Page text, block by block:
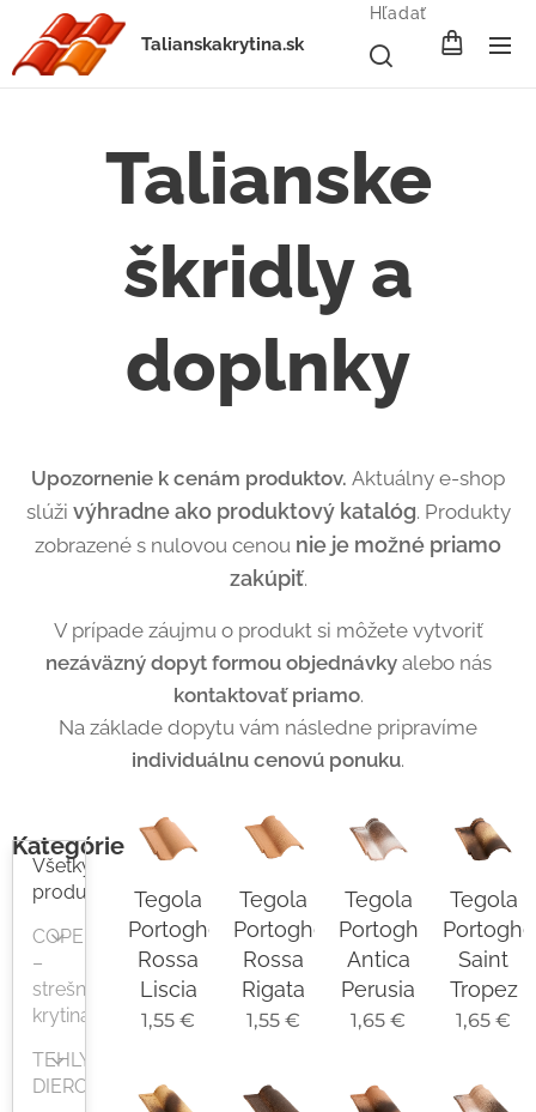
Talianskakrytina.sk
Hľadať
Talianske
škridly a
doplnky
Upozornenie k cenám produktov. Aktuálny e-shop
slúži výhradne ako produktový katalóg. Produkty
zobrazené s nulovou cenou nie je možné priamo
zakúpiť.
V prípade záujmu o produkt si môžete vytvoriť
nezáväzný dopyt formou objednávkyalebo nás
kontaktovať priamo.
Na základe dopytu vám následne pripravíme
individuálnu cenovú ponuku.
Kategórie
Všetky
produkty
COPERTURE
–
strešná
krytina
TEHLY
DIEROVANÉ
Tegola
Portoghese
Rossa
Liscia
1,55 €
Tegola
Portoghese
Rossa
Rigata
1,55 €
Tegola
Portoghese
Antica
Perusia
1,65 €
Tegola
Saint
Tropez
1,65 €